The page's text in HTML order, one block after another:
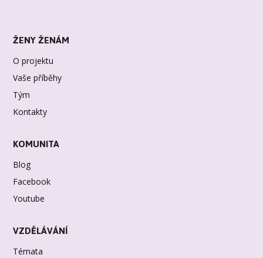
ŽENY ŽENÁM
O projektu
Vaše příběhy
Tým
Kontakty
KOMUNITA
Blog
Facebook
Youtube
VZDĚLÁVÁNÍ
Témata